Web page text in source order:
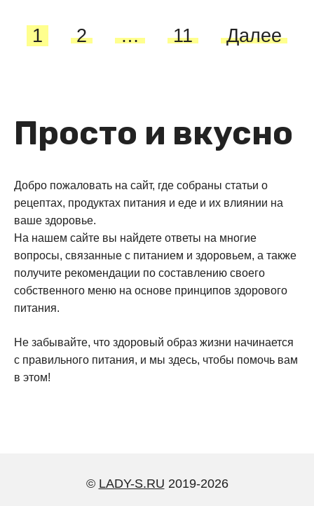
Пагинация
записей
1 2 … 11 Далее
Просто и вкусно
Добро пожаловать на сайт, где собраны статьи о
рецептах, продуктах питания и еде и их влиянии на
ваше здоровье.
На нашем сайте вы найдете ответы на многие
вопросы, связанные с питанием и здоровьем, а также
получите рекомендации по составлению своего
собственного меню на основе принципов здорового
питания.
Не забывайте, что здоровый образ жизни начинается
с правильного питания, и мы здесь, чтобы помочь вам
в этом!
© LADY-S.RU 2019-2026